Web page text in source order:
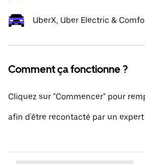
UberX, Uber Electric &
Comment ça fonctionne ?
Cliquez sur "Commencer" pour
afin d'être recontacté par un expert